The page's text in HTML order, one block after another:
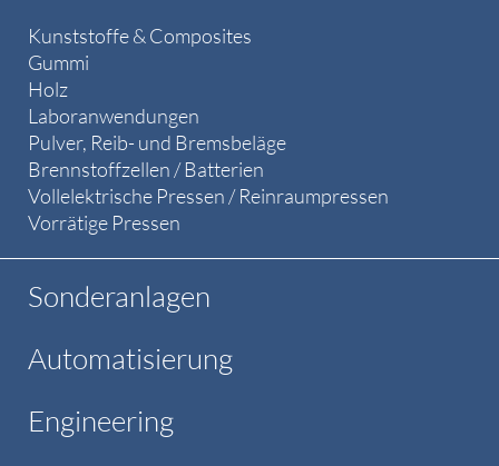
Kunststoffe & Composites
Gummi
Holz
Laboranwendungen
Pulver, Reib- und Bremsbeläge
Brennstoffzellen / Batterien
Vollelektrische Pressen / Reinraumpressen
Vorrätige Pressen
Sonderanlagen
Automatisierung
Engineering